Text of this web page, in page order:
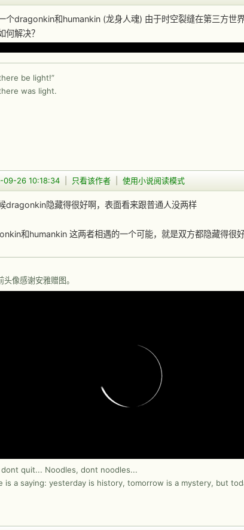
个dragonkin和humankin (龙身人魂) 由于时空裂缝在第三方世
何解决？
be light!”
was light.
09-26 10:18:34 只看该作者 使用小说阅读模式
dragonkin隐藏得很好啊，表面看来跟普通人没两样
和humankin 这两者相遇的一个可能，就是双方都隐藏得
像感谢安雅赠图。
quit... Noodles, dont noodles...
is a saying: yesterday is history, tomorrow is a mystery, but